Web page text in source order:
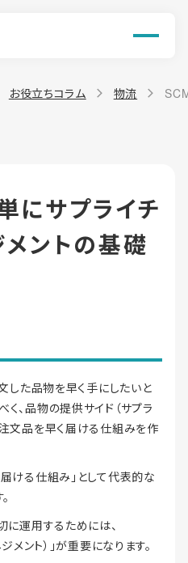
お役立ちコラム 物流
にサプライチ
メントの基礎
文した品物を早く手にしたいと
、品物の提供サイド（サプラ
文品を早く届ける仕組みを作
ける仕組み」として代表的な
に運用するためには、
メント）」が重要になります。